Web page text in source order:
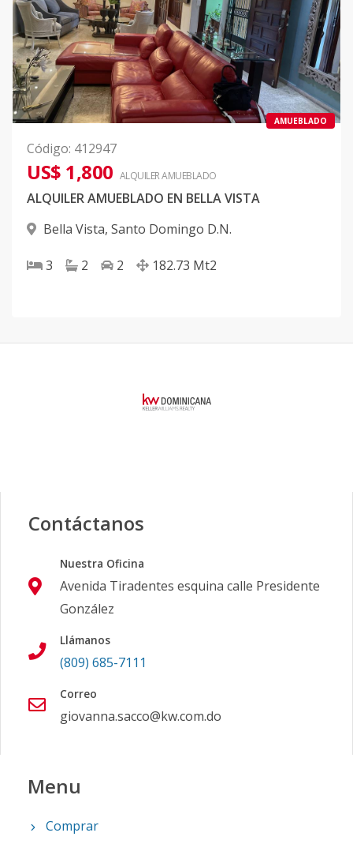
AMUEBLADO
Código: 412947
US$ 1,800 ALQUILERAMUEBLADO
ALQUILER AMUEBLADO EN BELLA VISTA
Bella Vista, Santo Domingo D.N.
3 2 2 182.73 Mt2
Contáctanos
Nuestra Oficina
Avenida Tiradentes esquina calle Presidente
González
Llámanos
(809) 685-7111
Correo
giovanna.sacco@kw.com.do
Menu
Comprar